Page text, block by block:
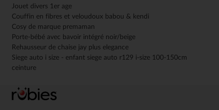
Jouet divers 1er age
Couffin en fibres et veloudoux babou & kendi
Cosy de marque premaman
Porte-bébé avec bavoir intégré noir/beige​
Rehausseur de chaise jay plus elegance
Siege auto i size - enfant siege auto r129 i-size 100-150cm
ceinture